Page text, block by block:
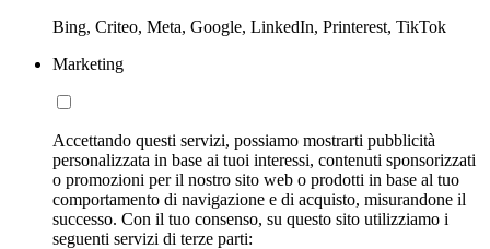
Bing, Criteo, Meta, Google, LinkedIn, Printerest, TikTok
Marketing
Accettando questi servizi, possiamo mostrarti pubblicità
personalizzata in base ai tuoi interessi, contenuti sponsorizzati
o promozioni per il nostro sito web o prodotti in base al tuo
comportamento di navigazione e di acquisto, misurandone il
successo. Con il tuo consenso, su questo sito utilizziamo i
seguenti servizi di terze parti: